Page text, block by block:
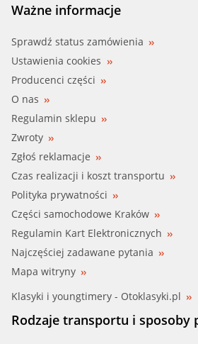
Ważne informacje
Sprawdź status zamówienia
Ustawienia cookies
Producenci części
O nas
Regulamin sklepu
Zwroty
Zgłoś reklamacje
Czas realizacji i koszt transportu
Polityka prywatności
Części samochodowe Kraków
Regulamin Kart Elektronicznych
Najczęściej zadawane pytania
Mapa witryny
Klasyki i youngtimery - Otoklasyki.pl
Rodzaje transportu i sposoby